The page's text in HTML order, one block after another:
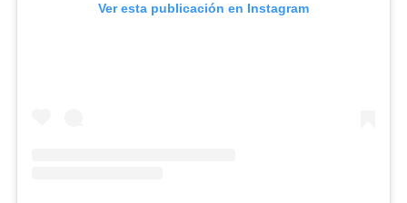
Ver esta publicación en Instagram